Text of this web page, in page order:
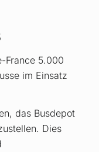
France 5.000
im Einsatz
das Busdepot
Dies